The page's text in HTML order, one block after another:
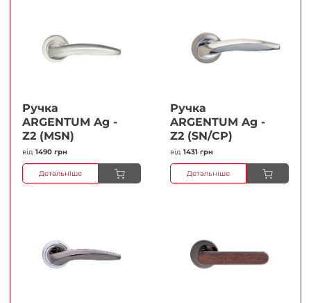
Ручка
ARGENTUM Ag -
Z2 (MSN)
від 1490 грн
Детальніше
Ручка
ARGENTUM Ag -
Z2 (SN/CP)
від 1431 грн
Детальніше